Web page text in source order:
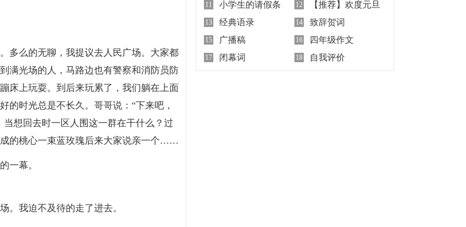
多么的无聊，我提议去人民广场。大家都
满光场的人，马路边也有警察和消防员防
床上玩耍。到后来玩累了，我们躺在上面
的时光总是不长久。哥哥说：“下来吧，
想回去时一区人围这一群在干什么？过
的桃心一束蓝玫瑰后来大家说亲一个……
一幕。
。我迫不及待的走了进去。
作文三篇
集锦85条
11 小学生的请假条 12
【推荐】欢度元旦
的作文三篇
13 经典语录 14 致辞贺词
15 广播稿 16 四年级作文
17 闭幕词 18 自我评价